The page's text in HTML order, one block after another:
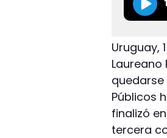
1
Uruguay,
Públicos
finalizó
tercera